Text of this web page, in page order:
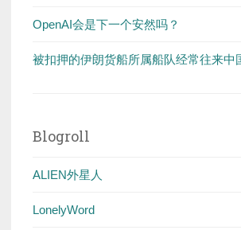
OpenAI会是下一个安然吗？
被扣押的伊朗货船所属船队经常往来中
Blogroll
ALIEN外星人
LonelyWord